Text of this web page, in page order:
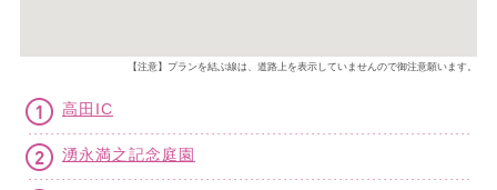
【注意】プランを結ぶ線は、道路上を表示していませんので御注意願います。
高田IC
湧永満之記念庭園